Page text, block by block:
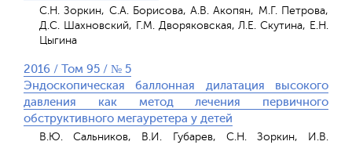
С.Н. Зоркин, С.А. Борисова, А.В. Акопян, М.Г. Петрова,
Д.С. Шахновский, Г.М. Дворяковская, Л.Е. Скутина, Е.Н.
Цыгина
2016 / Том 95 / № 5
Эндоскопическая баллонная дилатация высокого
давления как метод лечения первичного
обструктивного мегауретера у детей
В.Ю. Сальников, В.И. Губарев, С.Н. Зоркин, И.В.